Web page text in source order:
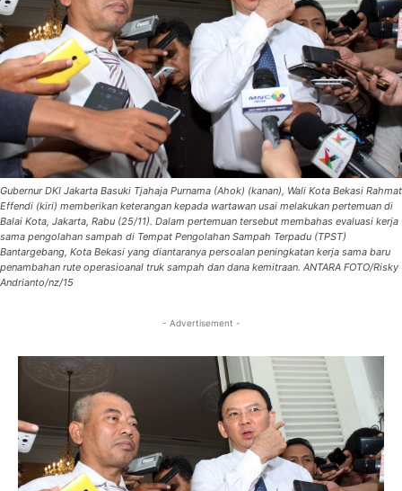
Gubernur DKI Jakarta Basuki Tjahaja Purnama (Ahok) (kanan), Wali Kota Bekasi Rahmat
Effendi (kiri) memberikan keterangan kepada wartawan usai melakukan pertemuan di
Balai Kota, Jakarta, Rabu (25/11). Dalam pertemuan tersebut membahas evaluasi kerja
sama pengolahan sampah di Tempat Pengolahan Sampah Terpadu (TPST)
Bantargebang, Kota Bekasi yang diantaranya persoalan peningkatan kerja sama baru
penambahan rute operasioanal truk sampah dan dana kemitraan. ANTARA FOTO/Risky
Andrianto/nz/15
- Advertisement -